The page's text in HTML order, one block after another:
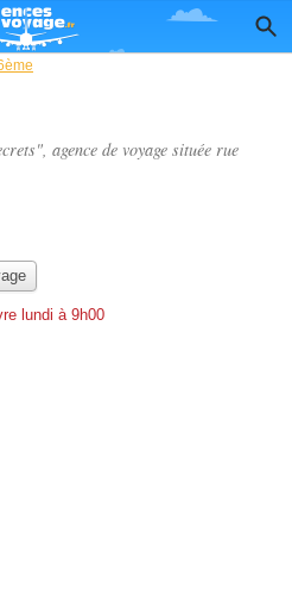
agence de voyage située rue
lundi à 9h00